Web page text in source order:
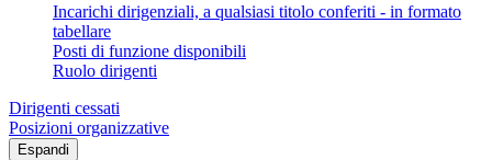
Incarichi dirigenziali, a qualsiasi titolo conferiti - in formato
tabellare
Posti di funzione disponibili
Ruolo dirigenti
Dirigenti cessati
Posizioni organizzative
Espandi